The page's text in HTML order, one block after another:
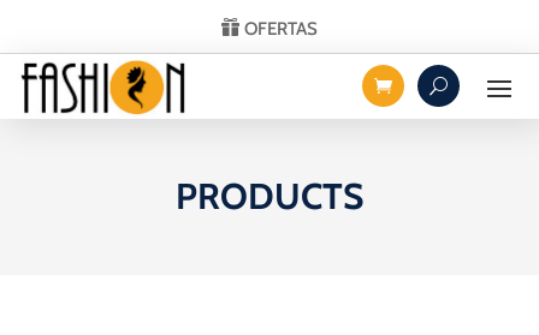
OFERTAS
PRODUCTS